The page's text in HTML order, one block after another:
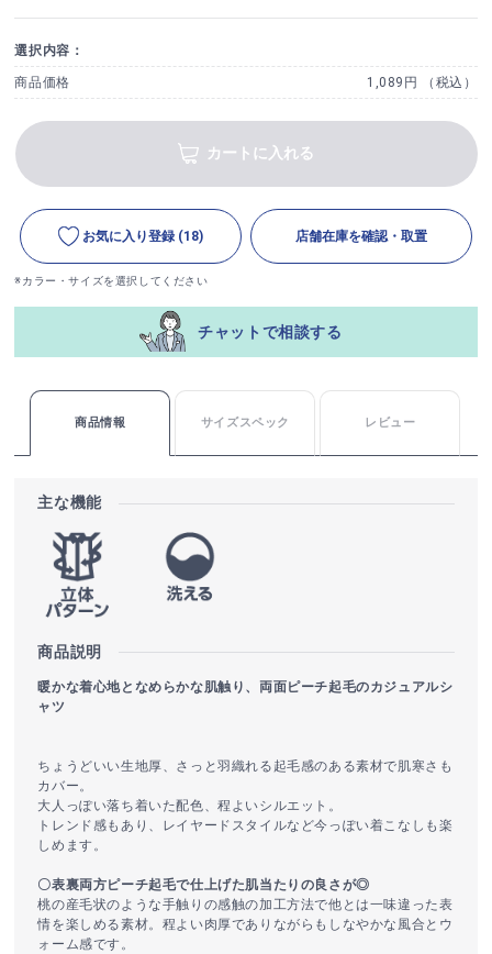
選択内容：
商品価格 1,089円 （税込）
カートに入れる
お気に入り登録 (18) 店舗在庫を確認・取置
※カラー・サイズを選択してください
チャットで相談する
商品情報 サイズスペック レビュー
主な機能
商品説明
暖かな着心地となめらかな肌触り、両面ピーチ起毛のカジュアルシ
ャツ
ちょうどいい生地厚、さっと羽織れる起毛感のある素材で肌寒さも
カバー。
大人っぽい落ち着いた配色、程よいシルエット。
トレンド感もあり、レイヤードスタイルなど今っぽい着こなしも楽
しめます。
〇表裏両方ピーチ起毛で仕上げた肌当たりの良さが◎
桃の産毛状のような手触りの感触の加工方法で他とは一味違った表
情を楽しめる素材。程よい肉厚でありながらもしなやかな風合とウ
ォーム感です。